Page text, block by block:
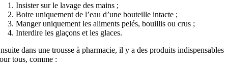
Insister sur le lavage des mains ;
Boire uniquement de l’eau d’une bouteille intacte ;
Manger uniquement les aliments pelés, bouillis ou crus ;
Interdire les glaçons et les glaces.
dans une trousse à pharmacie, il y a des produits indispensables
tous, comme :